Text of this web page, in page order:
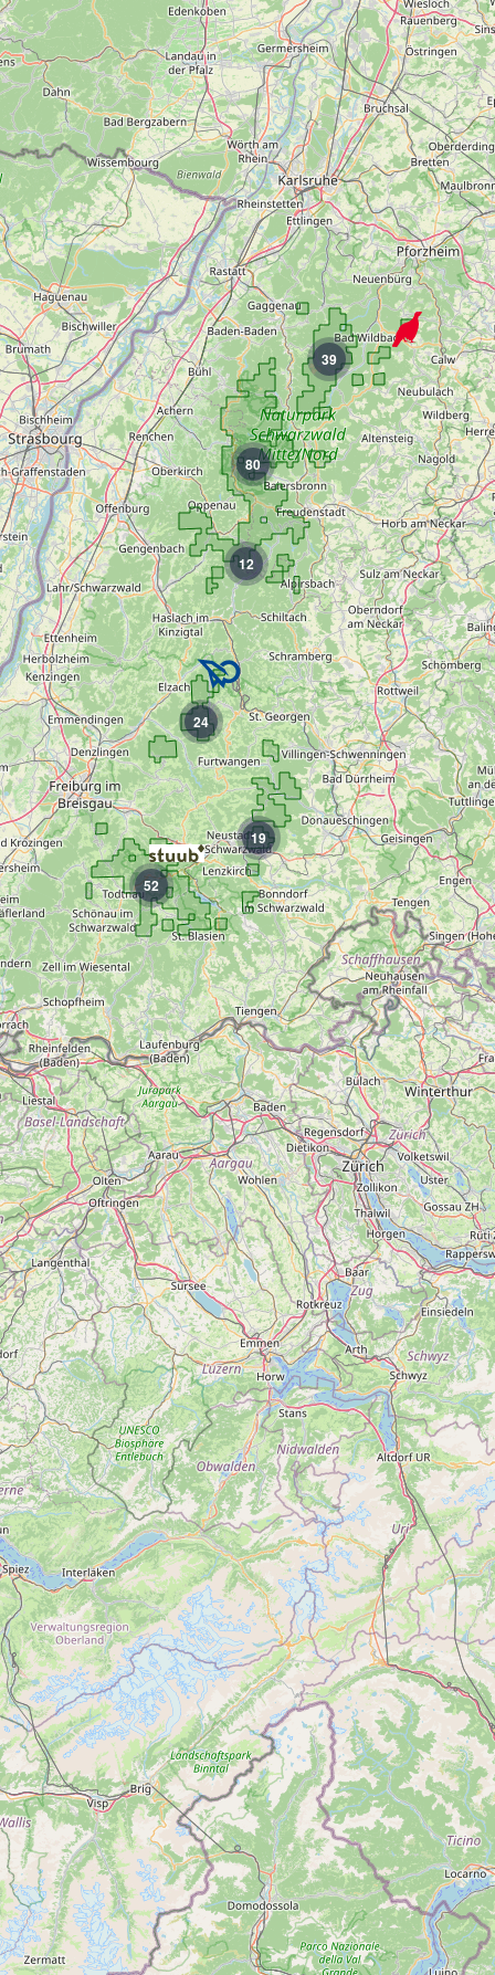
24
19
12
39
52
80